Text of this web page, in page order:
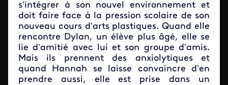
s’intégrer à son nouvel environnement et
doit faire face à la pression scolaire de son
nouveau cours d’arts plastiques. Quand elle
rencontre Dylan, un élève plus âgé, elle se
lie d’amitié avec lui et son groupe d’amis.
Mais ils prennent des anxiolytiques et
quand Hannah se laisse convaincre d’en
prendre aussi, elle est prise dans un